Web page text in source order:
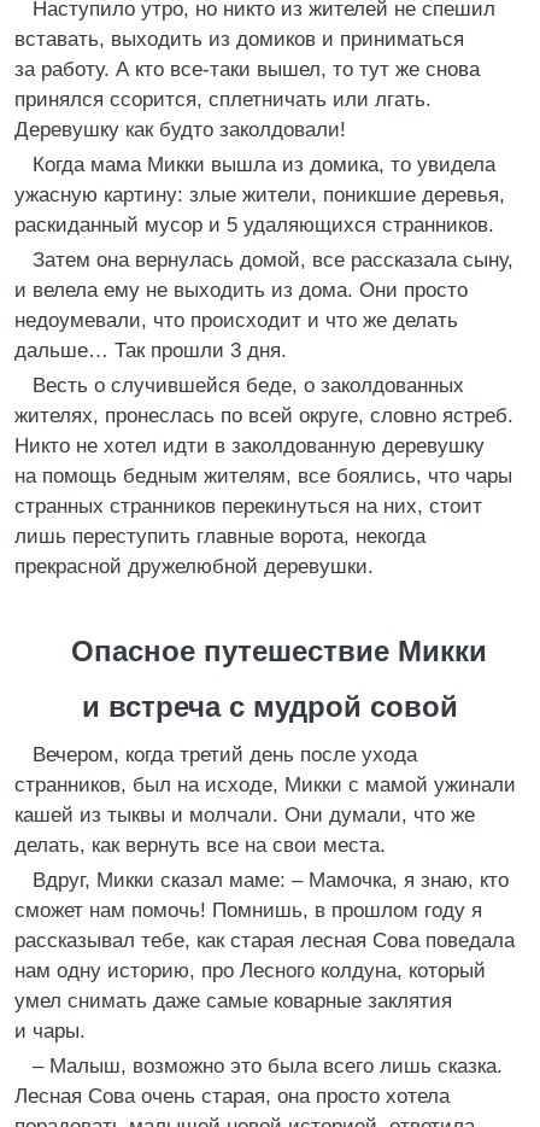
Наступило утро, но никто из жителей не спешил
вставать, выходить из домиков и приниматься
за работу. А кто все-таки вышел, то тут же снова
принялся ссорится, сплетничать или лгать.
Деревушку как будто заколдовали!
Когда мама Микки вышла из домика, то увидела
ужасную картину: злые жители, поникшие деревья,
раскиданный мусор и 5 удаляющихся странников.
Затем она вернулась домой, все рассказала сыну,
и велела ему не выходить из дома. Они просто
недоумевали, что происходит и что же делать
дальше… Так прошли 3 дня.
Весть о случившейся беде, о заколдованных
жителях, пронеслась по всей округе, словно ястреб.
Никто не хотел идти в заколдованную деревушку
на помощь бедным жителям, все боялись, что чары
странных странников перекинуться на них, стоит
лишь переступить главные ворота, некогда
прекрасной дружелюбной деревушки.
Опасное путешествие Микки
и встреча с мудрой совой
Вечером, когда третий день после ухода
странников, был на исходе, Микки с мамой ужинали
кашей из тыквы и молчали. Они думали, что же
делать, как вернуть все на свои места.
Вдруг, Микки сказал маме: – Мамочка, я знаю, кто
сможет нам помочь! Помнишь, в прошлом году я
рассказывал тебе, как старая лесная Сова поведала
нам одну историю, про Лесного колдуна, который
умел снимать даже самые коварные заклятия
и чары.
– Малыш, возможно это была всего лишь сказка.
Лесная Сова очень старая, она просто хотела